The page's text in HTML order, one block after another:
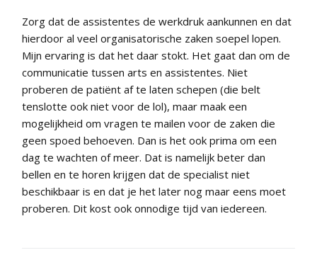
Zorg dat de assistentes de werkdruk aankunnen en dat
hierdoor al veel organisatorische zaken soepel lopen.
Mijn ervaring is dat het daar stokt. Het gaat dan om de
communicatie tussen arts en assistentes. Niet
proberen de patiënt af te laten schepen (die belt
tenslotte ook niet voor de lol), maar maak een
mogelijkheid om vragen te mailen voor de zaken die
geen spoed behoeven. Dan is het ook prima om een
dag te wachten of meer. Dat is namelijk beter dan
bellen en te horen krijgen dat de specialist niet
beschikbaar is en dat je het later nog maar eens moet
proberen. Dit kost ook onnodige tijd van iedereen.